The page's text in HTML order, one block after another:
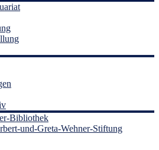
Bibliothek
und-Greta-Wehner-Stiftung